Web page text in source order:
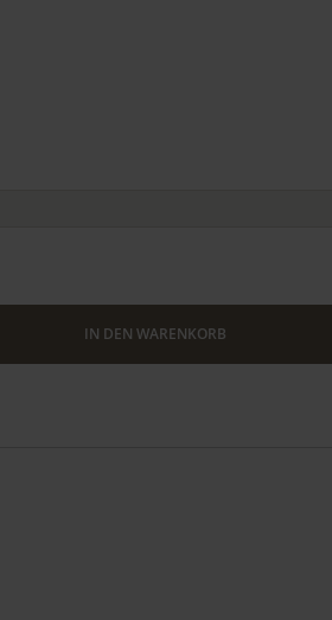
IN DEN WARENKORB